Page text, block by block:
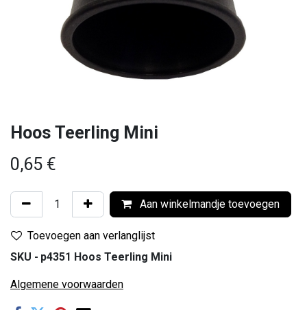
Hoos Teerling Mini
0,65 €
Aan winkelmandje toevoegen
Toevoegen aan verlanglijst
SKU - p4351 Hoos Teerling Mini
Algemene voorwaarden